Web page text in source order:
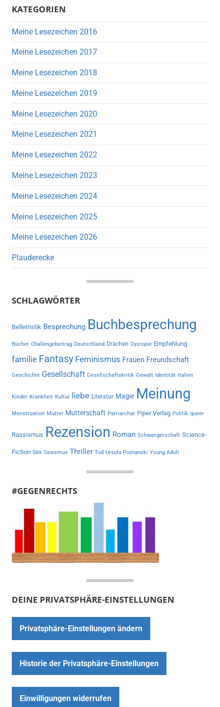
KATEGORIEN
Meine Lesezeichen 2016
Meine Lesezeichen 2017
Meine Lesezeichen 2018
Meine Lesezeichen 2019
Meine Lesezeichen 2020
Meine Lesezeichen 2021
Meine Lesezeichen 2022
Meine Lesezeichen 2023
Meine Lesezeichen 2024
Meine Lesezeichen 2025
Meine Lesezeichen 2026
Plauderecke
SCHLAGWÖRTER
Belletristik Besprechung Buchbesprechung
Bücher Challengebeitrag Deutschland Drachen Dystopie Empfehlung
familie Fantasy Feminismus Frauen Freundschaft
Geschichte Gesellschaft Gesellschaftskritik Gewalt Identität Italien
Kinder Krankheit Kultur liebe Literatur Magie Meinung
Menstruation Mutter Mutterschaft Patriarchat Piper Verlag Politik queer
Rassismus Rezension Roman Schwangerschaft Science-
Fiction Sex Sexismus Thriller Tod Ursula Poznanski Young Adult
#GEGENRECHTS
DEINE PRIVATSPHÄRE-EINSTELLUNGEN
Privatsphäre-Einstellungen ändern
Historie der Privatsphäre-Einstellungen
Einwilligungen widerrufen